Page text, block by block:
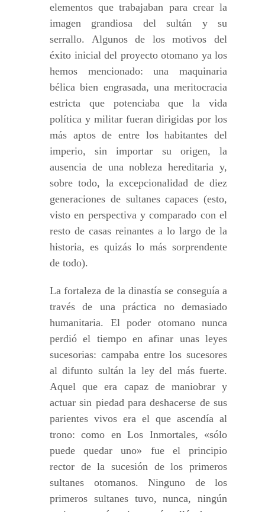
elementos que trabajaban para crear la
imagen grandiosa del sultán y su
serrallo. Algunos de los motivos del
éxito inicial del proyecto otomano ya los
hemos mencionado: una maquinaria
bélica bien engrasada, una meritocracia
estricta que potenciaba que la vida
política y militar fueran dirigidas por los
más aptos de entre los habitantes del
imperio, sin importar su origen, la
ausencia de una nobleza hereditaria y,
sobre todo, la excepcionalidad de diez
generaciones de sultanes capaces (esto,
visto en perspectiva y comparado con el
resto de casas reinantes a lo largo de la
historia, es quizás lo más sorprendente
de todo).
La fortaleza de la dinastía se conseguía a
través de una práctica no demasiado
humanitaria. El poder otomano nunca
perdió el tiempo en afinar unas leyes
sucesorias: campaba entre los sucesores
al difunto sultán la ley del más fuerte.
Aquel que era capaz de maniobrar y
actuar sin piedad para deshacerse de sus
parientes vivos era el que ascendía al
trono: como en Los Inmortales, «sólo
puede quedar uno» fue el principio
rector de la sucesión de los primeros
sultanes otomanos. Ninguno de los
primeros sultanes tuvo, nunca, ningún